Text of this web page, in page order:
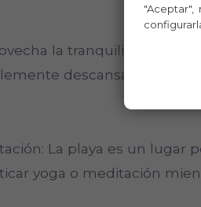
la tranquilidad de la
descansar y
La playa es un lugar
yoga o meditación
"Aceptar",